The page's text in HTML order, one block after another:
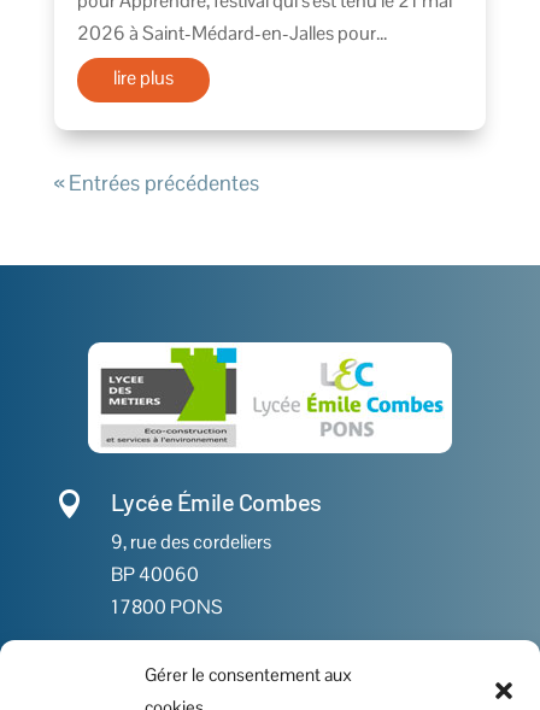
Gérer le consentement aux
2026 à Saint-Médard-en-Jalles pour...
lire plus
« Entrées précédentes
 Lycée Émile Combes
9, rue des cordeliers
BP 40060
17800 PONS
05 46 91 86 00